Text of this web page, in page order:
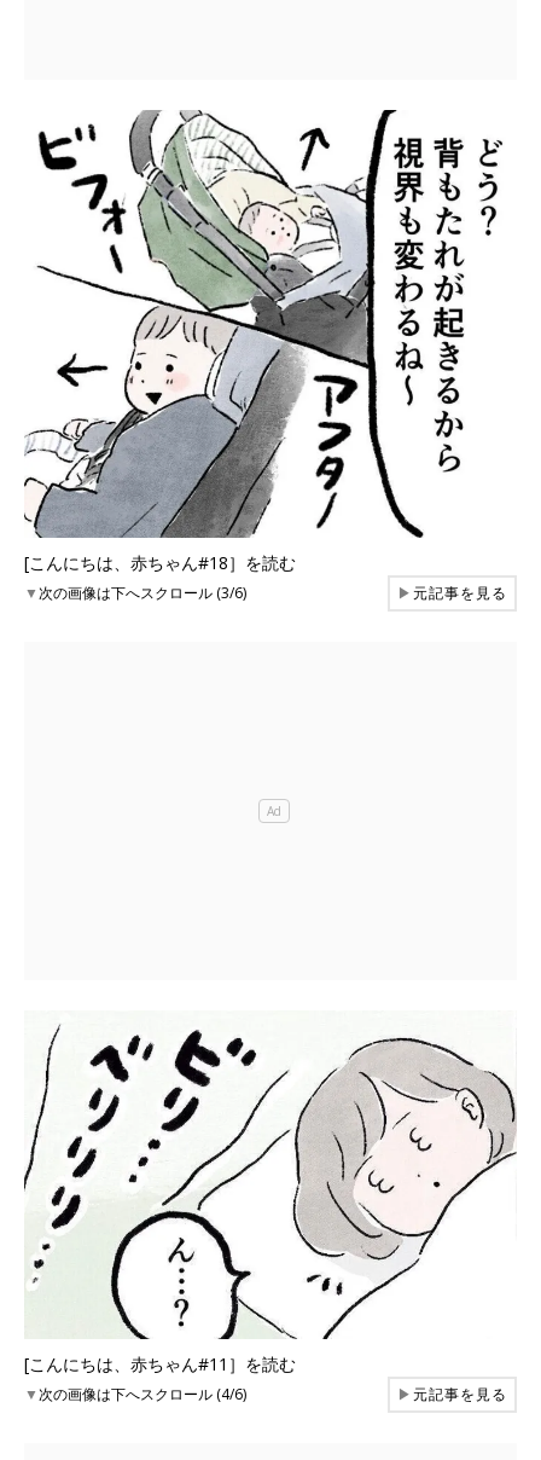
[こんにちは、赤ちゃん#18］を読む
▼次の画像は下へスクロール (3/6) ▶元記事を見る
[こんにちは、赤ちゃん#11］を読む
▼次の画像は下へスクロール (4/6) ▶元記事を見る